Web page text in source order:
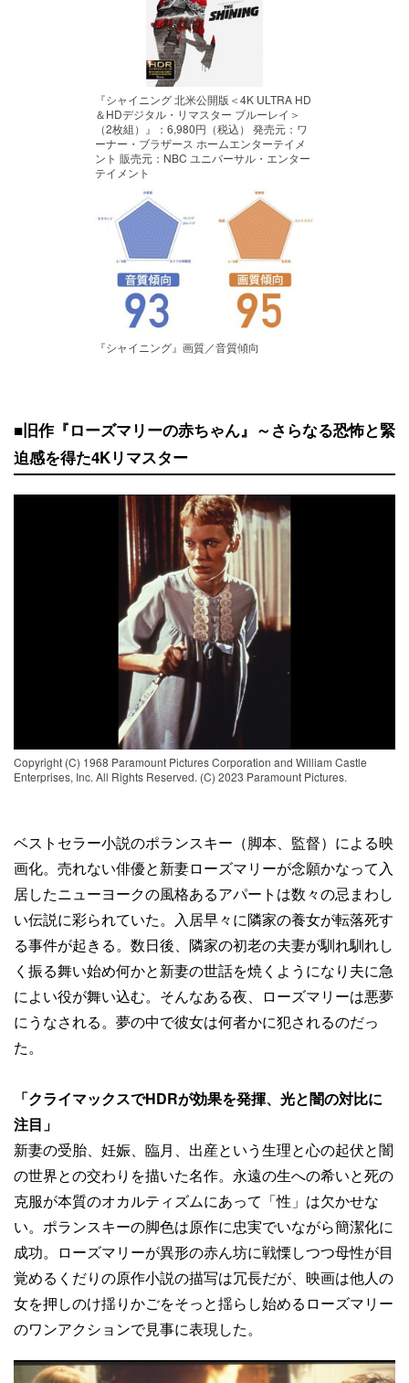
『シャイニング 北米公開版＜4K ULTRA HD
＆HDデジタル・リマスター ブルーレイ＞
（2枚組）』：6,980円（税込） 発売元：ワ
ーナー・ブラザース ホームエンターテイメ
ント 販売元：NBC ユニバーサル・エンター
テイメント
『シャイニング』画質／音質傾向
■旧作『ローズマリーの赤ちゃん』～さらなる恐怖と緊
迫感を得た4Kリマスター
Copyright (C) 1968 Paramount Pictures Corporation and William Castle
Enterprises, Inc. All Rights Reserved. (C) 2023 Paramount Pictures.
ベストセラー小説のポランスキー（脚本、監督）による映
画化。売れない俳優と新妻ローズマリーが念願かなって入
居したニューヨークの風格あるアパートは数々の忌まわし
い伝説に彩られていた。入居早々に隣家の養女が転落死す
る事件が起きる。数日後、隣家の初老の夫妻が馴れ馴れし
く振る舞い始め何かと新妻の世話を焼くようになり夫に急
によい役が舞い込む。そんなある夜、ローズマリーは悪夢
にうなされる。夢の中で彼女は何者かに犯されるのだっ
た。
「クライマックスでHDRが効果を発揮、光と闇の対比に
注目」
新妻の受胎、妊娠、臨月、出産という生理と心の起伏と闇
の世界との交わりを描いた名作。永遠の生への希いと死の
克服が本質のオカルティズムにあって「性」は欠かせな
い。ポランスキーの脚色は原作に忠実でいながら簡潔化に
成功。ローズマリーが異形の赤ん坊に戦慄しつつ母性が目
覚めるくだりの原作小説の描写は冗長だが、映画は他人の
女を押しのけ揺りかごをそっと揺らし始めるローズマリー
のワンアクションで見事に表現した。